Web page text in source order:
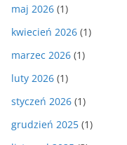
maj 2026 (1)
kwiecień 2026 (1)
marzec 2026 (1)
luty 2026 (1)
styczeń 2026 (1)
grudzień 2025 (1)